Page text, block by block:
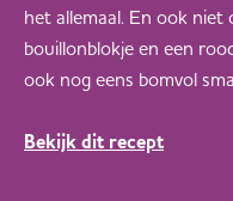
het allemaal. En ook niet
bouillonblokje en een
ook nog eens bomvol
Bekijk dit recept